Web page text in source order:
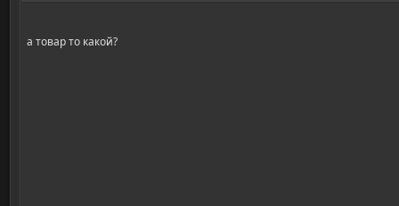
а товар то какой?